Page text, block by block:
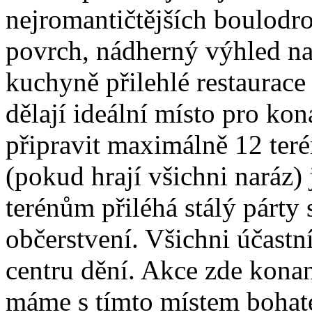
nejromantičtějších
povrch, nádherný výhled
kuchyně přilehlé
dělají ideální místo pro
připravit maximálně 12
(pokud hrají všichni
terénům přiléhá stálý párty
občerstvení. Všichni
centru dění. Akce zde
máme s tímto místem